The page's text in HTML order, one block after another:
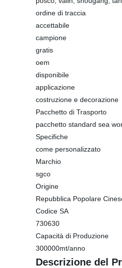
ordine di traccia
accettabile
campione
gratis
oem
disponibile
applicazione
costruzione e decorazione
Pacchetto di Trasporto
pacchetto standard sea
Specifiche
come personalizzato
Marchio
sgco
Origine
Repubblica Popolare
Codice SA
730630
Capacità di Produzione
300000mt/anno
Descrizione del